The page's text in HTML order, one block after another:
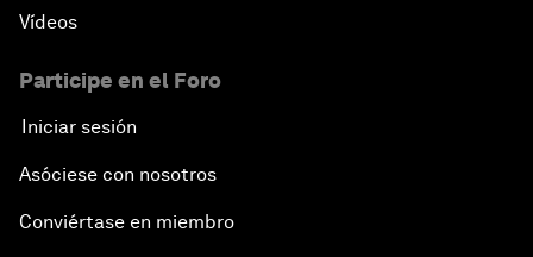
Vídeos
Participe en el Foro
Iniciar sesión
Asóciese con nosotros
Conviértase en miembro